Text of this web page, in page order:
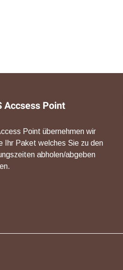
Accsess Point
Point übernehmen wir
Ihr Paket welches Sie zu den
abholen/abgeben